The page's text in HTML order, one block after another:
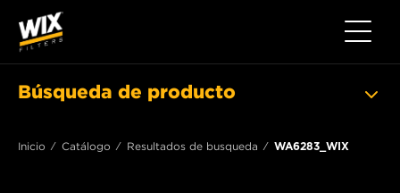
Toggle
Búsqueda de producto
Inicio Catálogo Resultados de busqueda WA6283_WIX